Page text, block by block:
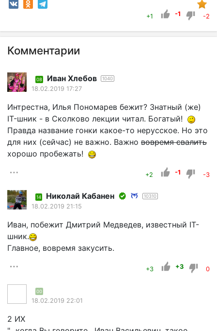
+1 -1 -2
Комментарии
08 Иван Хлебов 1040
18.02.2019 17:27
Интрестна, Илья Пономарев бежит? Знатный (же)
IT-шник - в Сколково лекции читал. Богатый!
Правда название гонки какое-то нерусское. Но это
для них (сейчас) не важно. Важно вовремя свалить
хорошо пробежать!
+2 -1 -3
14 Николай Кабанен 10310
18.02.2019 21:15
Иван, побежит Дмитрий Медведев, известный IT-
шник.
Главное, вовремя закусить.
+3 +3 0
00
18.02.2019 22:01
2 ИХ